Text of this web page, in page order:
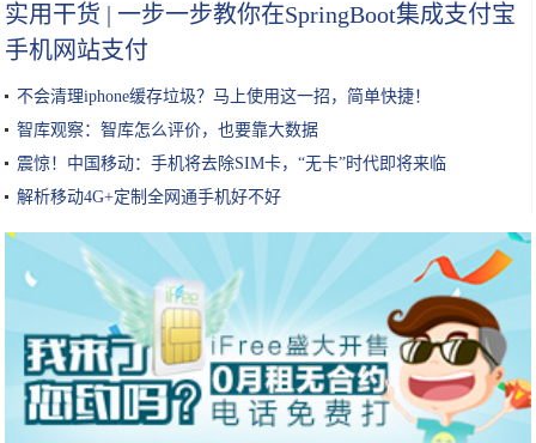
实用干货 | 一步一步教你在SpringBoot集成支付宝
手机网站支付
不会清理iphone缓存垃圾？马上使用这一招，简单快捷！
智库观察：智库怎么评价，也要靠大数据
震惊！中国移动：手机将去除SIM卡，“无卡”时代即将来临
解析移动4G+定制全网通手机好不好